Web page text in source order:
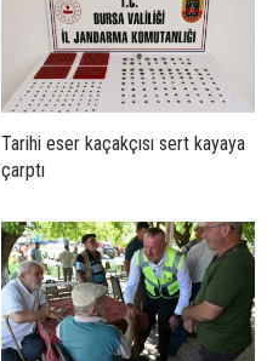
Tarihi eser kaçakçısı sert kayaya
çarptı